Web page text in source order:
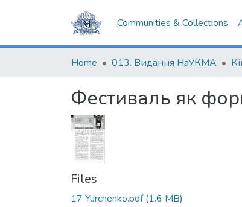
Communities & Collections
Home 013. Видання НаУКМА
Фестиваль як
Files
17 Yurchenko.pdf(1.6 MB)